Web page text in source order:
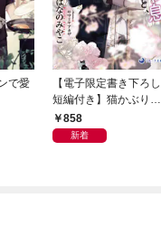
で愛
【電子限定書き下ろし
短編付き】猫かぶり悪
役令息と、一途な王子
858
新着